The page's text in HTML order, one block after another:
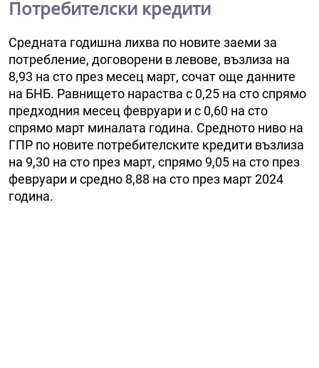
Потребителски кредити
Средната годишна лихва по новите заеми за
потребление, договорени в левове, възлиза на
8,93 на сто през месец март, сочат още данните
на БНБ. Равнището нараства с 0,25 на сто спрямо
предходния месец февруари и с 0,60 на сто
спрямо март миналата година. Средното ниво на
ГПР по новите потребителските кредити възлиза
на 9,30 на сто през март, спрямо 9,05 на сто през
февруари и средно 8,88 на сто през март 2024
година.